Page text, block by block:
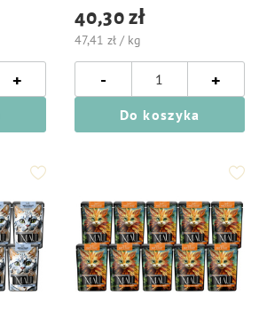
+
40,30 zł
47,41 zł / kg
- +
Do koszyka